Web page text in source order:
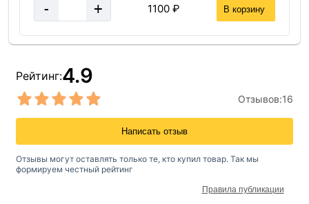
- + 1100 ₽ В корзину
Рейтинг:4.9
Отзывов:16
Написать отзыв
Отзывы могут оставлять только те, кто купил товар. Так мы
формируем честный рейтинг
Правила публикации